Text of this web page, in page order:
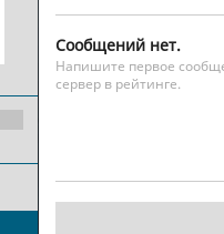
Сообщений нет.
Напишите первое
сервер в рейтинге.